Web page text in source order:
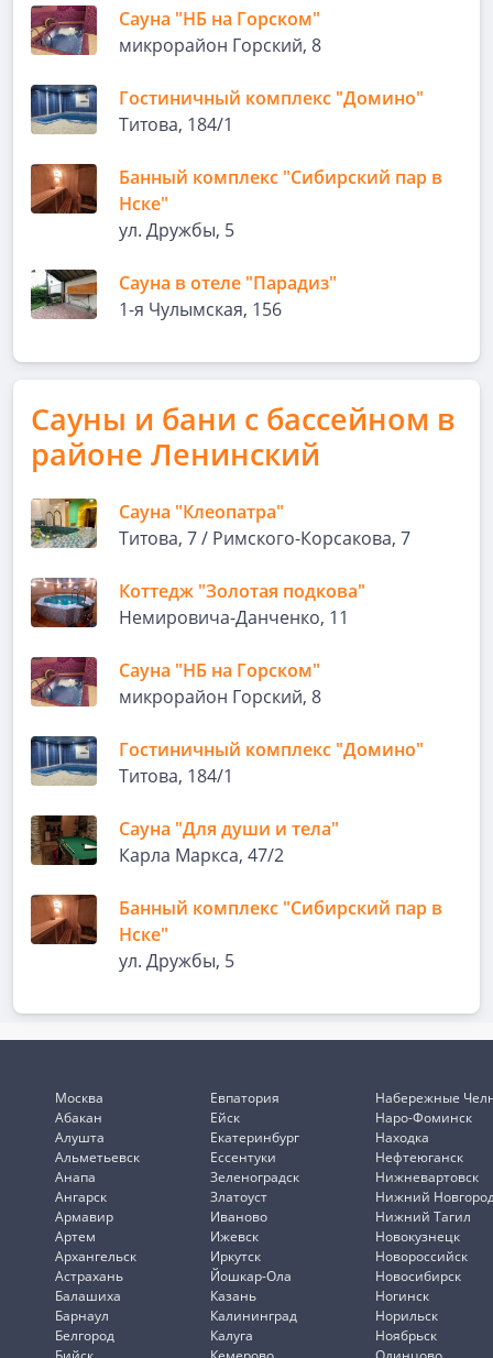
Сауна "НБ на Горском"
микрорайон Горский, 8
Гостиничный комплекс "Домино"
Титова, 184/1
Банный комплекс "Сибирский пар в
Нске"
ул. Дружбы, 5
Сауна в отеле "Парадиз"
1-я Чулымская, 156
Сауны и бани с бассейном в
районе Ленинский
Сауна "Клеопатра"
Титова, 7 / Римского-Корсакова, 7
Коттедж "Золотая подкова"
Немировича-Данченко, 11
Сауна "НБ на Горском"
микрорайон Горский, 8
Гостиничный комплекс "Домино"
Титова, 184/1
Сауна "Для души и тела"
Карла Маркса, 47/2
Банный комплекс "Сибирский пар в
Нске"
ул. Дружбы, 5
Москва
Абакан
Алушта
Альметьевск
Анапа
Ангарск
Армавир
Артем
Архангельск
Астрахань
Балашиха
Барнаул
Белгород
Евпатория
Ейск
Екатеринбург
Ессентуки
Зеленоградск
Златоуст
Иваново
Ижевск
Иркутск
Йошкар-Ола
Казань
Калининград
Калуга
Набережные
Наро-Фоминск
Находка
Нефтеюганск
Нижневартовск
Нижний
Нижний Тагил
Новокузнецк
Новороссийск
Новосибирск
Ногинск
Норильск
Ноябрьск